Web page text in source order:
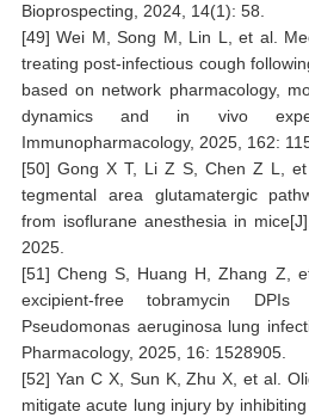
Bioprospecting, 2024, 14(1): 58.
[49] Wei M, Song M, Lin L, et al.
treating post-infectious cough
based on network pharmacology,
dynamics and in vivo
Immunopharmacology, 2025, 162:
[50] Gong X T, Li Z S, Chen Z L,
tegmental area glutamatergic
from isoflurane anesthesia in
2025.
[51] Cheng S, Huang H, Zhang Z,
excipient-free tobramycin
Pseudomonas aeruginosa lung
Pharmacology, 2025, 16: 1528905.
[52] Yan C X, Sun K, Zhu X, et al.
mitigate acute lung injury by